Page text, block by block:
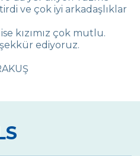
Öz
Taşkur
Kumralbaş
ve çok iyi arkadaşlıklar
kızımız çok mutlu.
ediyoruz.